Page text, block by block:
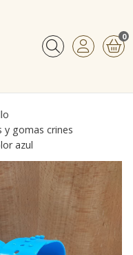
Buscar
0
y gomas crines
azul